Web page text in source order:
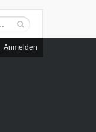
Anmelden